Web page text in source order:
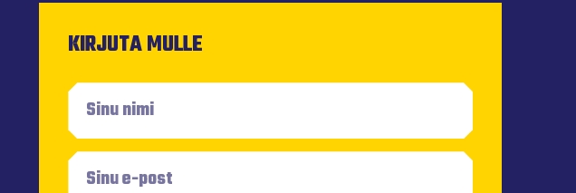
KIRJUTA MULLE